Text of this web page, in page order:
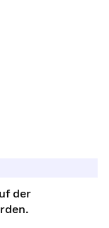
der